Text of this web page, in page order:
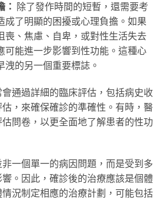
： 除了發作時間的短暫，還需要考
成了明顯的困擾或心理負擔。如果
喪、焦慮、自卑，或對性生活失去
可能進一步影響到性功能。這種心
洩的另一個重要標誌。
通過詳細的臨床評估，包括病史收
，來確保確診的準確性。有時，醫
問卷，以更全面地了解患者的性功
一個單一的病因問題，而是受到多
。因此，確診後的治療應該是個體
況制定相應的治療計劃，可能包括